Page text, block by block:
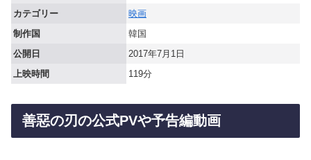
カテゴリー
映画
制作国
韓国
公開日
2017年7月1日
上映時間
119分
善惡の刃の公式PVや予告編動画